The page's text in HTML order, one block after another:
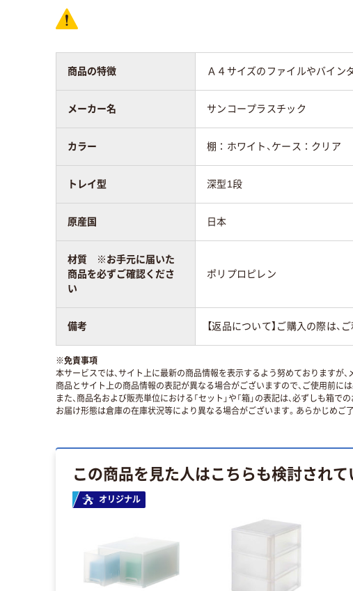
商品の特徴 Ａ４サイズのファイルやバイン
メーカー名 サンコープラスチック
カラー 棚：ホワイト、ケース：クリア
トレイ型 深型1段
原産国 日本
材質 ※お手元に届いた
商品を必ずご確認くださ
い
ポリプロピレン
備考 【返品について】ご購入の際は、
※免責事項
本サービスでは、サイト上に最新の商品情報を表示するよう努めておりますが、
商品とサイト上の商品情報の表記が異なる場合がございますので、ご使用前に
また、商品名および販売単位における「セット」や「箱」の表記は、必ずしも箱で
お届け形態は倉庫の在庫状況等により異なる場合がございます。あらかじめご
この商品を見た人はこちらも検討されて
オリジナル